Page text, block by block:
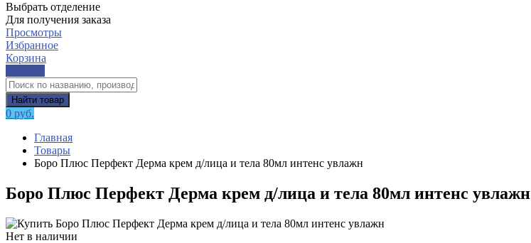
Выбрать отделение
Для получения заказа
Просмотры
Избранное
Корзина
Каталог
Найти товар
0 руб.
Главная
Товары
Боро Плюс Перфект Дерма крем д/лица и тела 80мл интенс увлажн
Боро Плюс Перфект Дерма крем д/лица и тела 80мл интенс увлажн
Нет в наличии